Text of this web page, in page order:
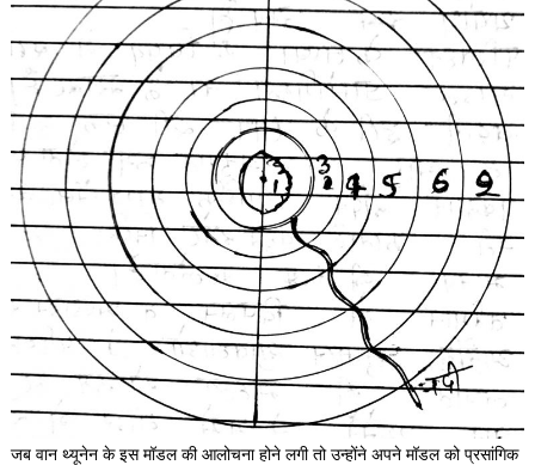
जब वान थ्यूनेन के इस मॉडल की आलोचना होने लगी तो उन्होंने अपने मॉडल को प्रसांगिक